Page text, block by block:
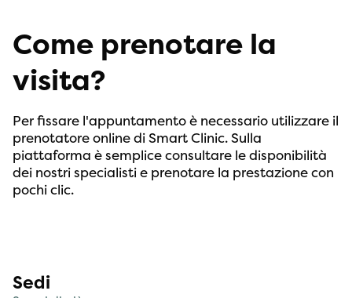
Come prenotare la
visita?
Per fissare l'appuntamento è necessario utilizzare il
prenotatore online di Smart Clinic. Sulla
piattaforma è semplice consultare le disponibilità
dei nostri specialisti e prenotare la prestazione con
pochi clic.
Sedi